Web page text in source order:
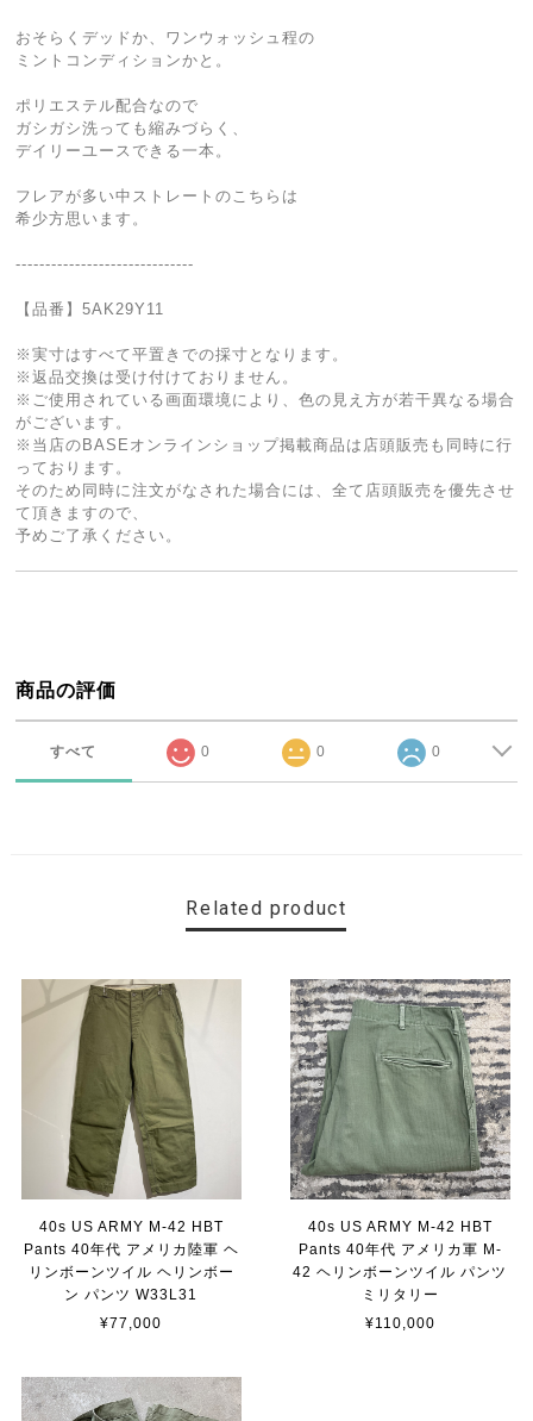
おそらくデッドか、ワンウォッシュ程の
ミントコンディションかと。
ポリエステル配合なので
ガシガシ洗っても縮みづらく、
デイリーユースできる一本。
フレアが多い中ストレートのこちらは
希少方思います。
------------------------------
【品番】5AK29Y11
※実寸はすべて平置きでの採寸となります。
※返品交換は受け付けておりません。
※ご使用されている画面環境により、色の見え方が若干異なる場合
がございます。
※当店のBASEオンラインショップ掲載商品は店頭販売も同時に行
っております。
そのため同時に注文がなされた場合には、全て店頭販売を優先させ
て頂きますので、
予めご了承ください。
商品の評価
すべて 0 0 0
Related product
40s US ARMY M-42 HBT
Pants 40年代 アメリカ陸軍 ヘ
リンボーンツイル ヘリンボー
ン パンツ W33L31
¥77,000
40s US ARMY M-42 HBT
Pants 40年代 アメリカ軍 M-
42 ヘリンボーンツイル パンツ
ミリタリー
¥110,000